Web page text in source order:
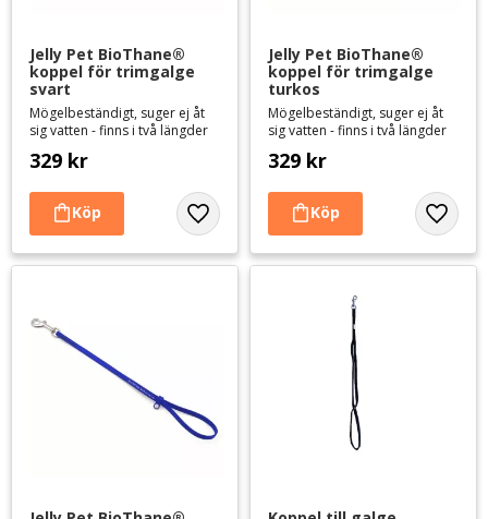
Jelly Pet BioThane®
koppel för trimgalge
svart
Mögelbeständigt, suger ej åt
sig vatten - finns i två längder
329 kr
Lägg till i favoriter
Jelly Pet BioThane®
koppel för trimgalge
turkos
Mögelbeständigt, suger ej åt
sig vatten - finns i två längder
329 kr
Lägg